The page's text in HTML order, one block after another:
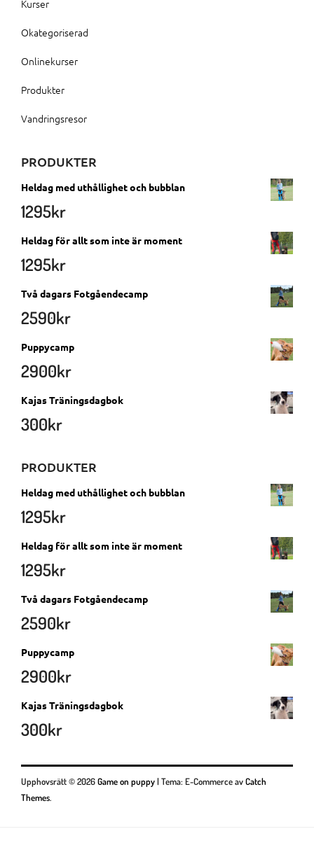
Kurser
Okategoriserad
Onlinekurser
Produkter
Vandringsresor
PRODUKTER
Heldag med uthållighet och bubblan
1295kr
Heldag för allt som inte är moment
1295kr
Två dagars Fotgåendecamp
2590kr
Puppycamp
2900kr
Kajas Träningsdagbok
300kr
PRODUKTER
Heldag med uthållighet och bubblan
1295kr
Heldag för allt som inte är moment
1295kr
Två dagars Fotgåendecamp
2590kr
Puppycamp
2900kr
Kajas Träningsdagbok
300kr
Upphovsrätt © 2026Game on puppy|Tema: E-Commerce avCatch
Themes.